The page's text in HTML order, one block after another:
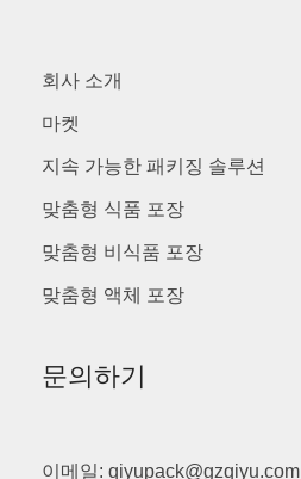
회사 소개
마켓
지속 가능한 패키징 솔루션
맞춤형 식품 포장
맞춤형 비식품 포장
맞춤형 액체 포장
문의하기
이메일: qiyupack@gzqiyu.com